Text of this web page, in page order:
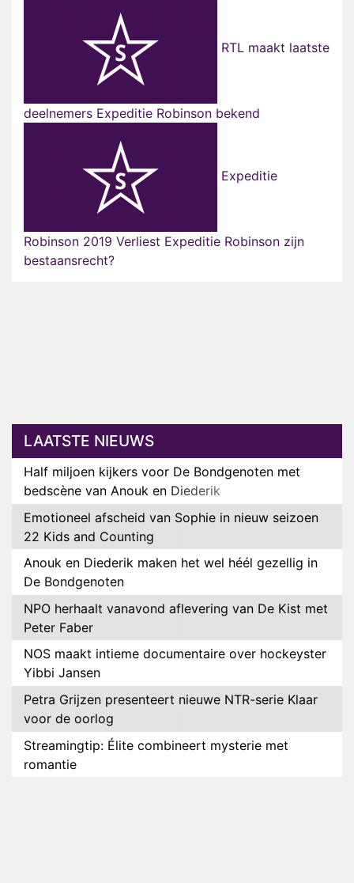
RTL maakt laatste
deelnemers Expeditie Robinson bekend
Expeditie
Robinson 2019 Verliest Expeditie Robinson zijn
bestaansrecht?
LAATSTE NIEUWS
Half miljoen kijkers voor De Bondgenoten met
bedscène van Anouk en Diederik
Emotioneel afscheid van Sophie in nieuw seizoen
22 Kids and Counting
Anouk en Diederik maken het wel héél gezellig in
De Bondgenoten
NPO herhaalt vanavond aflevering van De Kist met
Peter Faber
NOS maakt intieme documentaire over hockeyster
Yibbi Jansen
Petra Grijzen presenteert nieuwe NTR-serie Klaar
voor de oorlog
Streamingtip: Élite combineert mysterie met
romantie